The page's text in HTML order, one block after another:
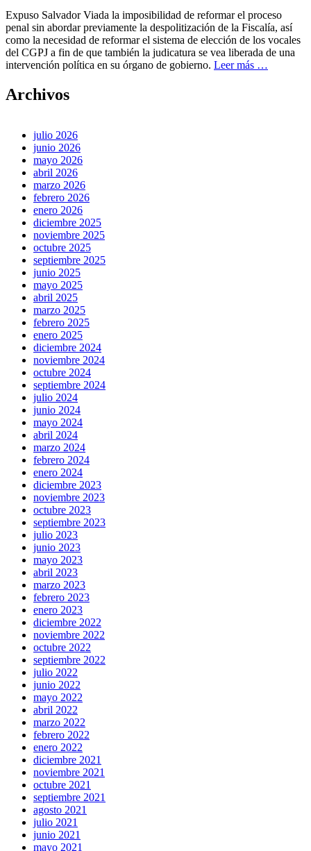
Expuso Salvador Viada la imposibilidad de reformar el proceso
penal sin abordar previamente la despolitización de la Fiscalía, así
como la necesidad de reformar el sistema de elección de los vocales
del CGPJ a fin de que también la judicatura se vea liberada de una
intervención política en su órgano de gobierno. Leer más …
Archivos
julio 2026
junio 2026
mayo 2026
abril 2026
marzo 2026
febrero 2026
enero 2026
diciembre 2025
noviembre 2025
octubre 2025
septiembre 2025
junio 2025
mayo 2025
abril 2025
marzo 2025
febrero 2025
enero 2025
diciembre 2024
noviembre 2024
octubre 2024
septiembre 2024
julio 2024
junio 2024
mayo 2024
abril 2024
marzo 2024
febrero 2024
enero 2024
diciembre 2023
noviembre 2023
octubre 2023
septiembre 2023
julio 2023
junio 2023
mayo 2023
abril 2023
marzo 2023
febrero 2023
enero 2023
diciembre 2022
noviembre 2022
octubre 2022
septiembre 2022
julio 2022
junio 2022
mayo 2022
abril 2022
marzo 2022
febrero 2022
enero 2022
diciembre 2021
noviembre 2021
octubre 2021
septiembre 2021
agosto 2021
julio 2021
junio 2021
mayo 2021